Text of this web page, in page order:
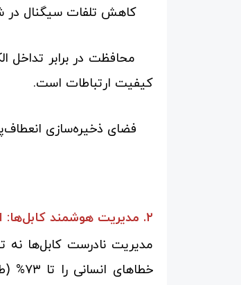
کاهش تلفات سیگنال در شبکه‌های ۴۰ و ۱۰۰ گیگابیتی با استفاده از
کیفیت ارتباطات است.
فضای ذخیره‌سازی
۲. مدیریت هوشمند کابل‌ها: از هرج و مرج تا نظم دیجیتال
مدیریت نادرست کابل‌ها نه